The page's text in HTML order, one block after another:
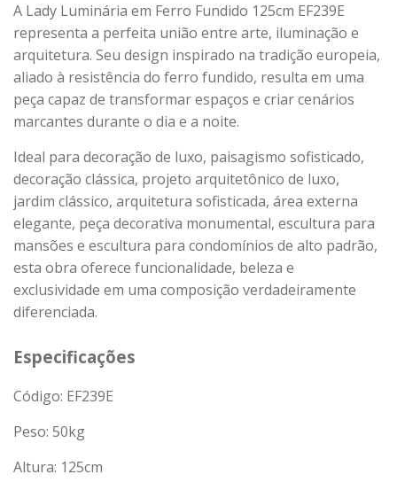
A Lady Luminária em Ferro Fundido 125cm EF239E
representa a perfeita união entre arte, iluminação e
arquitetura. Seu design inspirado na tradição europeia,
aliado à resistência do ferro fundido, resulta em uma
peça capaz de transformar espaços e criar cenários
marcantes durante o dia e a noite.
Ideal para decoração de luxo, paisagismo sofisticado,
decoração clássica, projeto arquitetônico de luxo,
jardim clássico, arquitetura sofisticada, área externa
elegante, peça decorativa monumental, escultura para
mansões e escultura para condomínios de alto padrão,
esta obra oferece funcionalidade, beleza e
exclusividade em uma composição verdadeiramente
diferenciada.
Especificações
Código: EF239E
Peso: 50kg
Altura: 125cm